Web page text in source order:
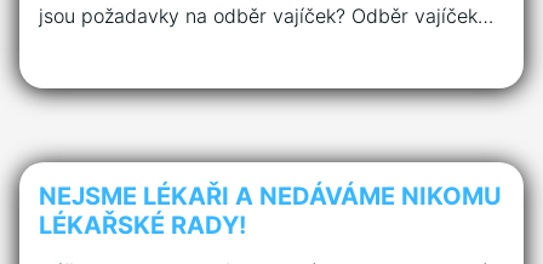
jsou požadavky na odběr vajíček? Odběr vajíček…
NEJSME LÉKAŘI A NEDÁVÁME NIKOMU
LÉKAŘSKÉ RADY!